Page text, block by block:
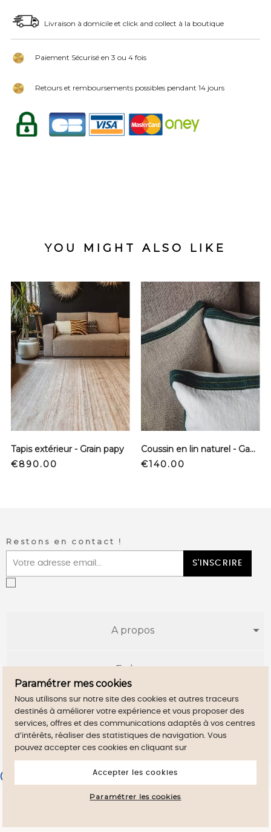
Livraison à domicile et click and collect à la boutique
Paiement Sécurisé en 3 ou 4 fois
Retours et remboursements possibles pendant 14 jours
YOU MIGHT ALSO LIKE
Tapis extérieur - Grain papy
Price
€890.00
Coussin en lin naturel - Ganse emeraude - Carré
Price
€140.00
Restons en contact !
S'INSCRIRE
A propos
E-shop
Infos utiles
Merchant approved by Guaranteed Reviews Company,
to display attestation.
Paramétrer mes cookies
Nous utilisons sur notre site des cookies et autres traceurs
destinés à améliorer votre expérience et vous proposer des
services, offres et des communications adaptés à vos centres
d’intérêts, réaliser des statistiques de navigation. Vous
pouvez accepter ces cookies en cliquant sur
Accepter les cookies
Paramétrer les cookies